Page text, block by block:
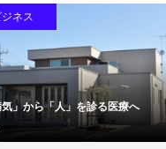
ジネス
気」から「人」を診る医療へ